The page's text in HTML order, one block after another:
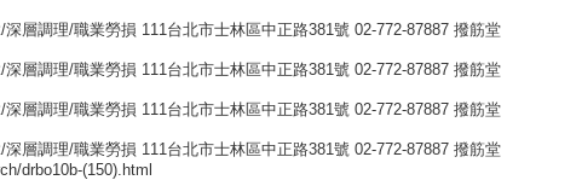
層調理/職業勞損 111台北市士林區中正路381號 02-772-87887 撥筋堂
層調理/職業勞損 111台北市士林區中正路381號 02-772-87887 撥筋堂
層調理/職業勞損 111台北市士林區中正路381號 02-772-87887 撥筋堂
層調理/職業勞損 111台北市士林區中正路381號 02-772-87887 撥筋堂
drbo10b-(150).html